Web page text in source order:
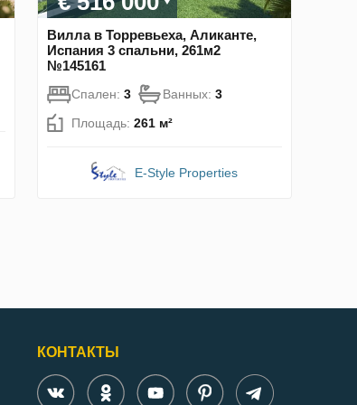
Вилла в Торревьеха, Аликанте,
Испания 3 спальни, 261м2
№145161
Спален: 3 Ванных: 3
Площадь: 261 м²
E-Style Properties
КОНТАКТЫ